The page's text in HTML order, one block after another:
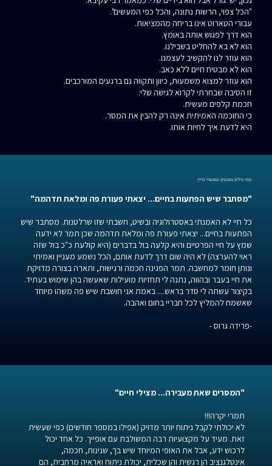
"הכל צפוי, הרשות נתונה, והכל כפי המעשים".
עבורי הטארוט אינו בריחה מהמציאות.
הוא דרך לפגוש אותה באומץ.
הוא לא בא להחליט בשבילנו.
הוא עוזר לנו להקשיב לעצמנו.
הוא לא מבטיח חיים ללא כאב.
הוא עוזר למצוא משמעות, כיוון ותקווה גם ברגעים המורכבים.
זו הסיבה שבחרתי לקרוא לגישה שלי:
חכמת קלפים מעשית.
כי החוכמה האמיתית אינה רק להבין את המסר.
היא לדעת איך לחיות אותו.
כמה מילים מאנשים שפגשתי בדרך
"מסתבר שיש הפתעות בחיים... יצאתי פעורת פה ומלאת תדהמה"
כל חיי לא האמנתי באסטרולוגיה ובשיט, חשבתי שזו שרלטנות. מסתבר שיש
הפתעות בחיים... יצאתי פעורת פה ומלאת תדהמה שכן תמר לא ידעה
שמץ על חיי הפרטיים והיא קלעה בול בדברים (היא קולעת כ"כ בול שזה
ראוי להערצה) לא היה שום דרך לדעת אותם, הכל נשמע מעניין ואמיתי
ונותן חומר למחשבה. תמר הפגינה חכמה ורגישות, ותארה בצורה מדויקת
את חיי בעבר ובהווה, נתנה לי תחזיות מועילות שאעשה בהן שימוש בעתיד.
בקיצור עשתה לי סדר בראש.... באמת אני חושבת שיש פה משהו מיוחד
שאשמח להמליץ לכל חבריי בחום ואהבה.
-פרידה גרוס -
"המסרים שאת מעבירה... מצילי חיים"
תמרי יקרה!!!
לא יכולתי לקבל ניתוח יותר מדויק (אפילו במספר חודשים) כפי שעשית
זאת. מעיד על מקצועיות רבה המשולבת עם אופייך. כל אחד יכול
לרכוש ידע, אבל את האופי המיוחד שיש בך, שנינות, חכמה,
אינטלגנציב הן רגשית והן שכלית, יכולת ניתוח ואראיה מרחבית, הם